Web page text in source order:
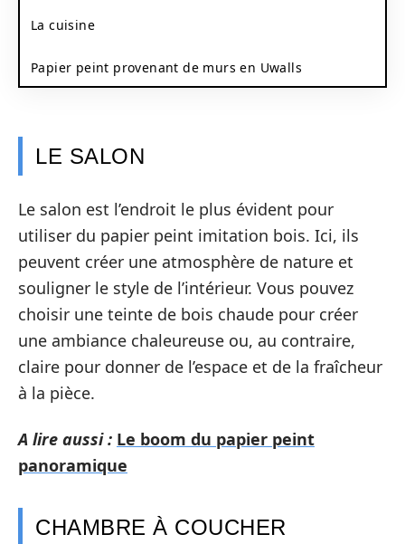
La cuisine
Papier peint provenant de murs en Uwalls
LE SALON
Le salon est l’endroit le plus évident pour
utiliser du papier peint imitation bois. Ici, ils
peuvent créer une atmosphère de nature et
souligner le style de l’intérieur. Vous pouvez
choisir une teinte de bois chaude pour créer
une ambiance chaleureuse ou, au contraire,
claire pour donner de l’espace et de la fraîcheur
à la pièce.
A lire aussi : Le boom du papier peint
panoramique
CHAMBRE À COUCHER